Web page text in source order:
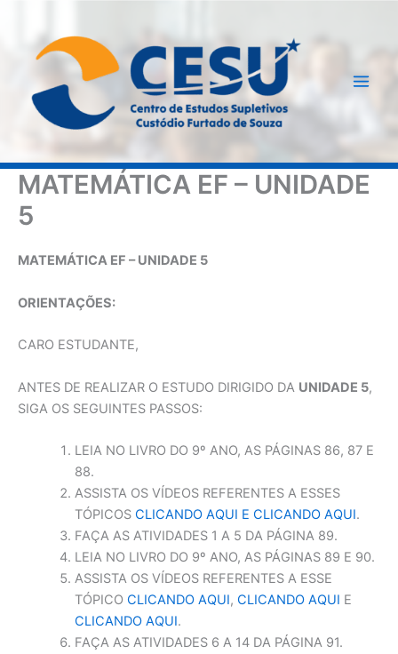
MATEMÁTICA EF – UNIDADE
5
MATEMÁTICA EF – UNIDADE 5
ORIENTAÇÕES:
CARO ESTUDANTE,
ANTES DE REALIZAR O ESTUDO DIRIGIDO DA UNIDADE 5,
SIGA OS SEGUINTES PASSOS:
LEIA NO LIVRO DO 9º ANO, AS PÁGINAS 86, 87 E
88.
ASSISTA OS VÍDEOS REFERENTES A ESSES
TÓPICOS CLICANDO AQUI E CLICANDO AQUI.
FAÇA AS ATIVIDADES 1 A 5 DA PÁGINA 89.
LEIA NO LIVRO DO 9º ANO, AS PÁGINAS 89 E 90.
ASSISTA OS VÍDEOS REFERENTES A ESSE
TÓPICO CLICANDO AQUI, CLICANDO AQUI E
CLICANDO AQUI.
FAÇA AS ATIVIDADES 6 A 14 DA PÁGINA 91.